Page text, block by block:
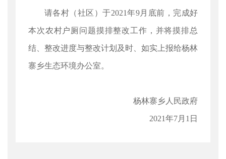
请各村（社区）于2021年9月底前，完成好
本次农村户厕问题摸排整改工作，并将摸排总
结、整改进度与整改计划及时、如实上报给杨林
寨乡生态环境办公室。
杨林寨乡人民政府
2021年7月1日